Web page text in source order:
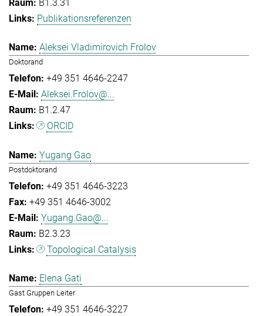
B1.3.31
Publikationsreferenzen
Aleksei Vladimirovich Frolov
Doktorand
+49 351 4646-2247
Aleksei.Frolov@...
B1.2.47
ORCID
Yugang Gao
Postdoktorand
+49 351 4646-3223
+49 351 4646-3002
Yugang.Gao@...
B2.3.23
Topological Catalysis
Elena Gati
Gast Gruppen Leiter
+49 351 4646-3227